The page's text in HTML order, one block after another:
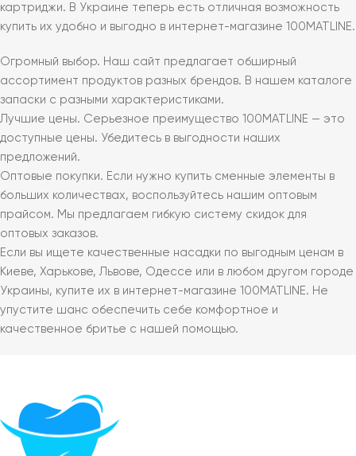
картриджи. В Украине теперь есть отличная возможность
купить их удобно и выгодно в интернет-магазине 100MATLINE.
Огромный выбор. Наш сайт предлагает обширный
ассортимент продуктов разных брендов. В нашем каталоге
запаски с разными характеристиками.
Лучшие цены. Серьезное преимущество 100MATLINE — это
доступные цены. Убедитесь в выгодности наших
предложений.
Оптовые покупки. Если нужно купить сменные элементы в
больших количествах, воспользуйтесь нашим оптовым
прайсом. Мы предлагаем гибкую систему скидок для
оптовых заказов.
Если вы ищете качественные насадки по выгодным ценам в
Киеве, Харькове, Львове, Одессе или в любом другом городе
Украины, купите их в интернет-магазине 100MATLINE. Не
упустите шанс обеспечить себе комфортное и
качественное бритье с нашей помощью.